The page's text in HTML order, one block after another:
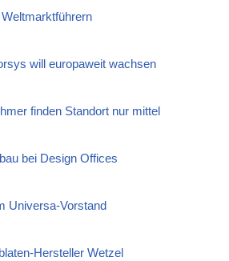
will europaweit wachsen
finden Standort nur mittel
bei Design Offices
Universa-Vorstand
Hersteller Wetzel